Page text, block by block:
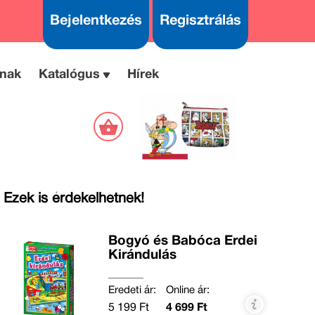
Bejelentkezés Regisztrálás
Katalógus Hírek
Ezek is érdekelhetnek!
Bogyó és Babóca Erdei
Kirándulás
Eredeti ár:
5 199 Ft
Online ár:
4 699 Ft